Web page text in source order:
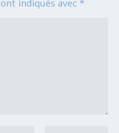
indiqués avec *